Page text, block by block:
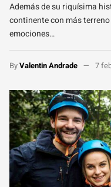
Además de su riquísima
continente con más
emociones…
ByValentin Andrade 7